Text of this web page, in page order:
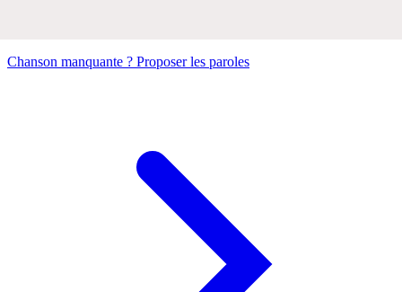
Chanson manquante ? Proposer les paroles